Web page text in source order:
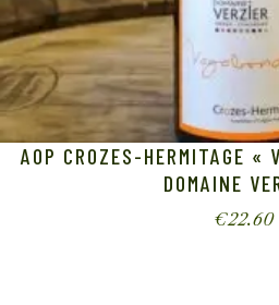
AOP CROZES-HERMITAGE «
DOMAINE
€22.60